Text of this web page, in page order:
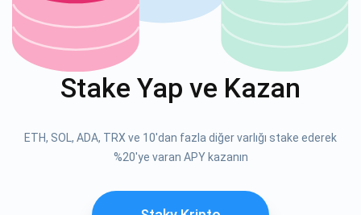
Stake Yap ve Kazan
ETH, SOL, ADA, TRX ve 10'dan fazla diğer varlığı stake ederek
%20'ye varan APY kazanın
Atomic
1000.000
ABONE OL
YouTube'umuza göz atın